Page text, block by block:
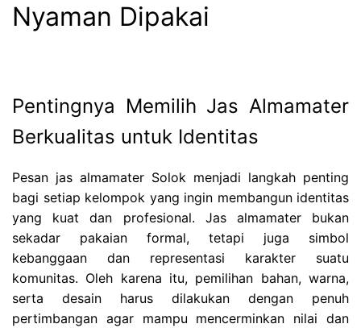
Nyaman Dipakai
Pentingnya Memilih Jas Almamater
Berkualitas untuk Identitas
Pesan jas almamater Solok menjadi langkah penting
bagi setiap kelompok yang ingin membangun identitas
yang kuat dan profesional. Jas almamater bukan
sekadar pakaian formal, tetapi juga simbol
kebanggaan dan representasi karakter suatu
komunitas. Oleh karena itu, pemilihan bahan, warna,
serta desain harus dilakukan dengan penuh
pertimbangan agar mampu mencerminkan nilai dan